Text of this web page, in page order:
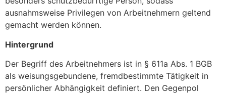
ausnahmsweise Privilegen von Arbeitnehmern geltend
gemacht werden können.
Hintergrund
Der Begriff des Arbeitnehmers ist in § 611a Abs. 1 BGB
als weisungsgebundene, fremdbestimmte Tätigkeit in
persönlicher Abhängigkeit definiert. Den Gegenpol